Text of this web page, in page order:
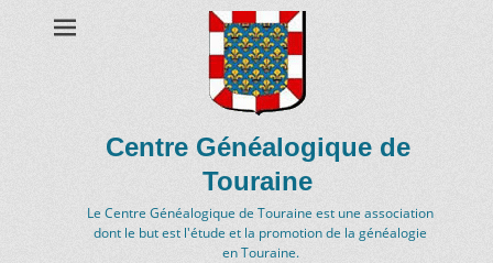
Centre Généalogique de
Touraine
Le Centre Généalogique de Touraine est une association
dont le but est l'étude et la promotion de la généalogie
en Touraine.